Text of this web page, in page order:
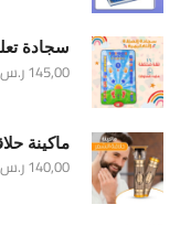
سجادة
145,00ر.س
ماكينة
140,00ر.س